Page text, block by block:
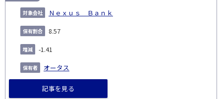
Ｎｅｘｕｓ Ｂａｎｋ
8.57
-1.41
オータス
記事を見る